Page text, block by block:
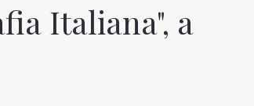
Italiana", a